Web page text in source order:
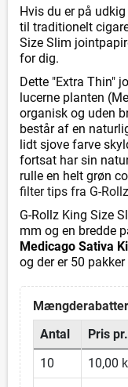
Hvis du er på
til traditionelt
Size Slim
for dig.
Dette "Extra Thin"
lucerne planten
organisk og uden
består af en
lidt sjove farve
fortsat har sin
rulle en helt grøn
filter tips fra G-Rollz
G-Rollz King Size
mm og en bredde
Medicago Sativa
og der er 50
Mængderabatter
Antal
Pris
10
10,00